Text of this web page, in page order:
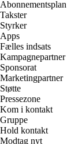
Abonnementsplan
Takster
Styrker
Apps
Fælles indsats
Kampagnepartner
Sponsorat
Marketingpartner
Støtte
Pressezone
Kom i kontakt
Gruppe
Hold kontakt
Modtag nyt